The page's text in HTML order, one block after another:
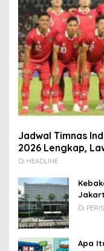
Jadwal Timnas
2026 Lengkap,
Di HEADLINE
Di
Apa